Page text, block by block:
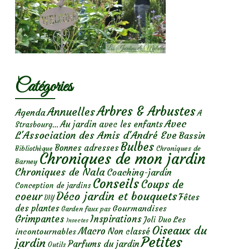
Catégories
AgendaAnnuellesArbres & Arbustes A
Strasbourg... Au jardin avec les enfantsAvec
L'Association des Amis d'André Eve Bassin
Bibliothèque Bonnes adresses Bulbes Chroniques de
Barney Chroniques de mon jardin
Chroniques de Nala Coaching-jardin
Conception de jardins ConseilsCoups de
coeur DIY Déco jardin et bouquetsFêtes
des plantes Garden faux pas Gourmandises
Grimpantes Insectes Inspirations Joli Duo Les
incontournables Macro Non classé Oiseaux du
jardin Outils Parfums du jardinPetites